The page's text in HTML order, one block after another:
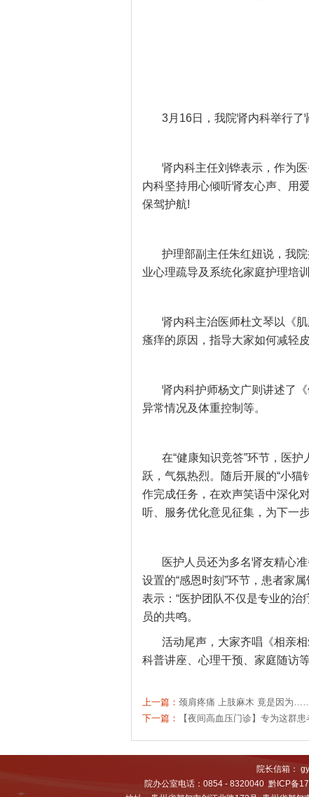
3月16日，我院肾内科举行了
肾内科主任刘铧表示，作为
内科坚持用心倾听肾友心声、用
保驾护航!
护理部副主任朱红妞说，我
业心理疏导及系统化家庭护理培
肾内科主治医师杜文琴以《
瘙痒的原因，指导大家如何减轻皮
肾内科护师杨文广则讲述了
异常情况及体重控制等。
在“健康知识竞答”环节，医
跃，气氛热烈。随后开展的“小
作完成任务，在欢声笑语中深化
听、服务优化意见征集，为下一
医护人员还为多名肾友精心
设置的“感恩时刻”环节，患者家
表示：“医护团队不仅是专业的治
员的共鸣。
活动尾声，大家齐唱《相亲
科普讲座、心理干预、家庭随访
上一篇： 颈肩疼痛 上肢麻木 竟是因为
下一篇：
【夜间高血压门诊】专为这群患
院长信箱：
院办公室电话：0854 - 8320040 黔ICP备